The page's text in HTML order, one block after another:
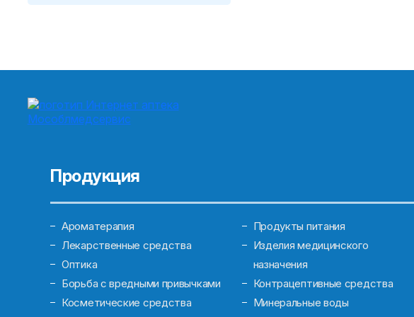
Продукция
Ароматерапия
Лекарственные средства
Оптика
Борьба с вредными привычками
Косметические средства
Продукты питания
Изделия медицинского
назначения
Контрацептивные средства
Минеральные воды